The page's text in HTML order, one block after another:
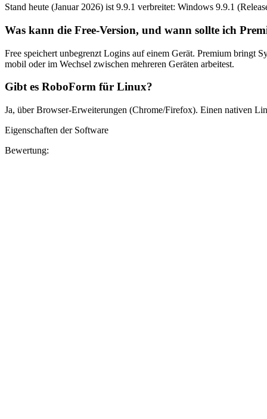
Stand heute (Januar 2026) ist 9.9.1 verbreitet: Windows 9.9.1
Was kann die Free-Version, und wann sollte ich
Free speichert unbegrenzt Logins auf einem Gerät. Premium
mobil oder im Wechsel zwischen mehreren Geräten arbeitest.
Gibt es RoboForm für Linux?
Ja, über Browser-Erweiterungen (Chrome/Firefox). Einen nativen
Eigenschaften der Software
Bewertung: